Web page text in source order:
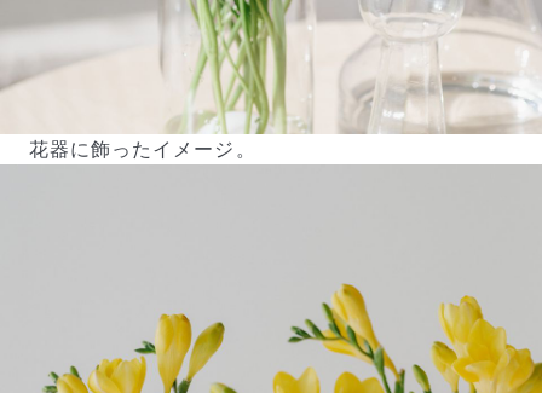
きな時に好きな花をご注文いただけます。
Q. 配送できないエリアはありますか？
ただいま沖縄・離島エリアへの配送には対応しておりませ
ん。ご了承ください。
Q. 配送日時は指定できますか？
花器に飾ったイメージ。